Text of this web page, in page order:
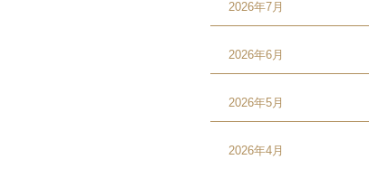
2026年7月
2026年6月
2026年5月
2026年4月